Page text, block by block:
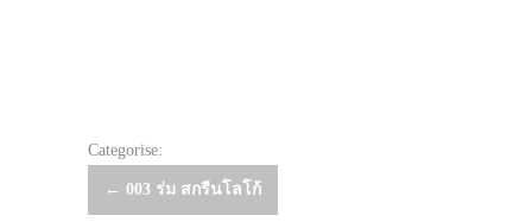
Categorise:
Post
← 003 ร่ม สกรีนโลโก้